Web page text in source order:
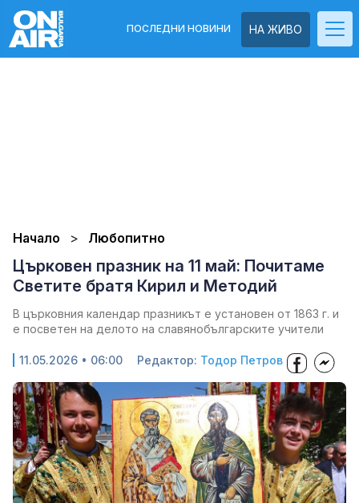
НА ЖИВО
ПОСЛЕДНИ НОВИНИ
Начало Любопитно
Църковен празник на 11 май: Почитаме
Светите братя Кирил и Методий
В църковния календар празникът е установен от 1863 г. и
е посветен на делото на славянобългарските учители
11.05.2026 • 06:00 Редактор: Тодор Петров